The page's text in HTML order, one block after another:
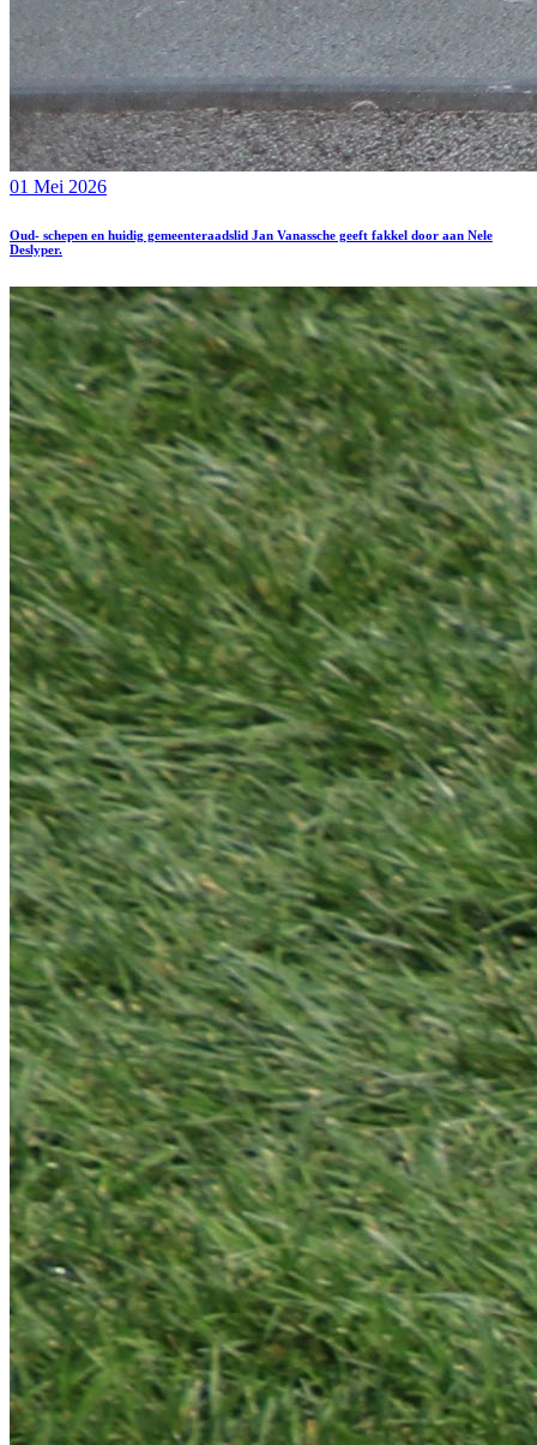
01 Mei 2026
Oud- schepen en huidig gemeenteraadslid Jan Vanassche geeft fakkel door aan Nele
Deslyper.